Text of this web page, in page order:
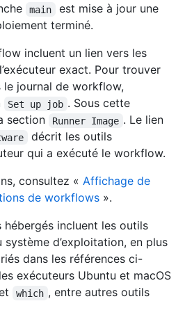
main
est mise à jour une
terminé.
incluent un lien vers les
exact. Pour trouver
journal de workflow,
Set up job . Sous cette
section
Runner Image . Le lien
décrit les outils
qui a exécuté le workflow.
consultez « Affichage de
de workflows ».
hébergés incluent les outils
d’exploitation, en plus
dans les références ci-
exécuteurs Ubuntu et macOS
which , entre autres outils